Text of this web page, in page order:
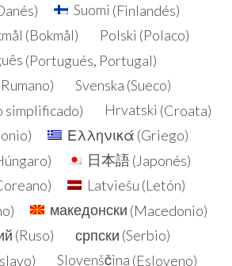
) Suomi (Finlandés)
(Bokmål) Polski (Polaco)
(Portugués, Portugal)
Rumano) Svenska (Sueco)
simplificado) Hrvatski (Croata)
) Ελληνικά (Griego)
) 日本語( Japonés)
) Latviešu (Letón)
) македонски (Macedonio)
(Ruso) српски (Serbio)
) Slovenščina (Esloveno)